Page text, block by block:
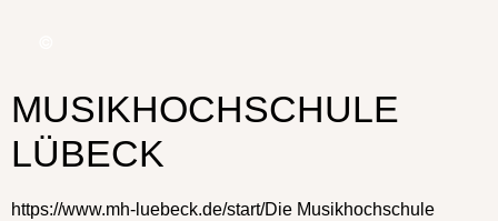
MUSIKHOCHSCHULE
LÜBECK
https://www.mh-luebeck.de/start/Die Musikhochschule